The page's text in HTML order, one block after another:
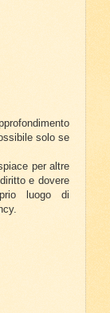
solo se
per altre
e dovere
luogo di